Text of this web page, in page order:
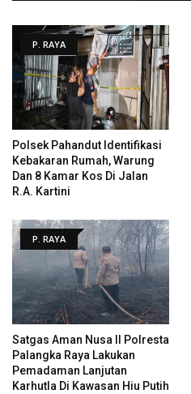
P. RAYA
Polsek Pahandut Identifikasi
Kebakaran Rumah, Warung
Dan 8 Kamar Kos Di Jalan
R.A. Kartini
P. RAYA
Satgas Aman Nusa II Polresta
Palangka Raya Lakukan
Pemadaman Lanjutan
Karhutla Di Kawasan Hiu Putih